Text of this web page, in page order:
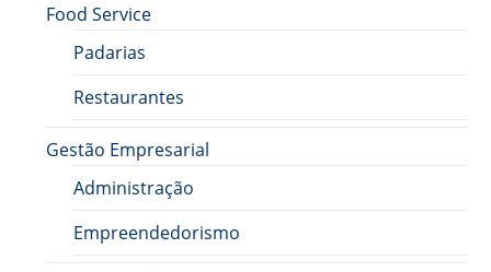
Food Service
Padarias
Restaurantes
Gestão Empresarial
Administração
Empreendedorismo